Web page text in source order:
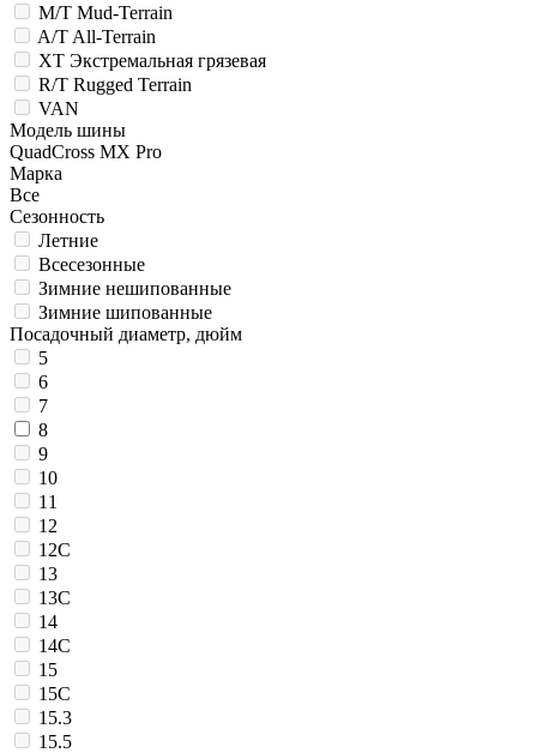
M/T Mud-Terrain
A/T All-Terrain
XT Экстремальная грязевая
R/T Rugged Terrain
VAN
Модель шины
QuadCross MX Pro
Марка
Все
Сезонность
Летние
Всесезонные
Зимние нешипованные
Зимние шипованные
Посадочный диаметр, дюйм
5
6
7
8
9
10
11
12
12C
13
13C
14
14C
15
15C
15.3
15.5